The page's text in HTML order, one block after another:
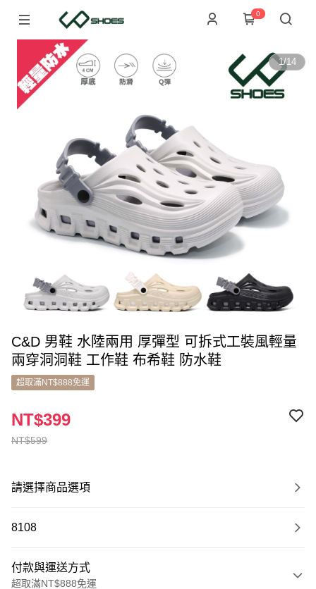
0
1/14
C&D 男鞋 水陸兩用 厚彈型 可拆式工裝風輕量
兩穿洞洞鞋 工作鞋 布希鞋 防水鞋
超取滿NT$888免運
NT$599
NT$399
請選擇商品選項
8108
付款與運送方式
超取滿NT$888免運